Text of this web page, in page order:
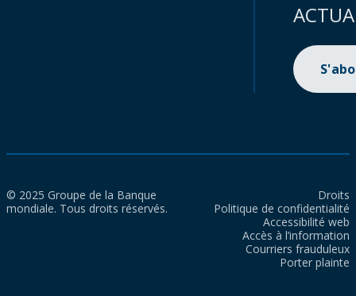
© 2025 Groupe de la Banque
mondiale. Tous droits réservés.
Droits
Politique de confidentialité
Accessibilité web
Accès à l’information
Courriers frauduleux
Porter plainte